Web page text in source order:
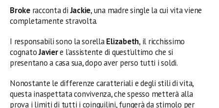
Brokeracconta diJackie, una madre single la cui vita viene
completamente stravolta.
I responsabili sono la sorellaElizabeth, il ricchissimo
cognatoJaviere l’assistente di quest’ultimo che si
presentano a casa sua, dopo aver perso tutti i soldi.
Nonostante le differenze caratteriali e degli stili di vita,
questa inaspettata convivenza, che spesso metterà alla
prova i limiti di tutti i coinquilini, fungerà da stimolo per